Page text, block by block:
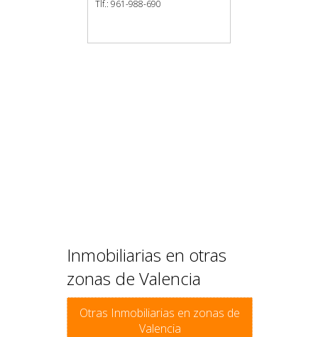
Tlf.: 961-988-690
Inmobiliarias en otras
zonas de Valencia
Otras Inmobiliarias en zonas de
Valencia